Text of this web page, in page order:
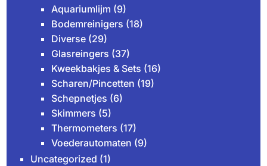
Aquariumlijm (9)
Bodemreinigers (18)
Diverse (29)
Glasreingers (37)
Kweekbakjes & Sets (16)
Scharen/Pincetten (19)
Schepnetjes (6)
Skimmers (5)
Thermometers (17)
Voederautomaten (9)
Uncategorized (1)